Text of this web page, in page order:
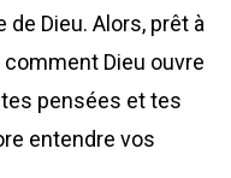
de Dieu. Alors, prêt à
Dieu ouvre
tes pensées et tes
entendre vos